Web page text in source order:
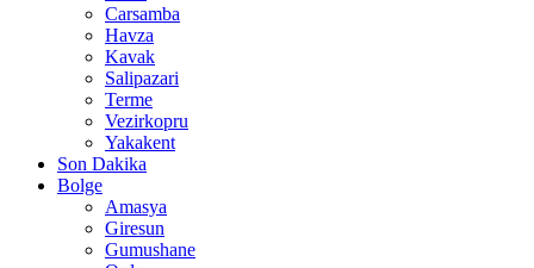
Carsamba
Havza
Kavak
Salipazari
Terme
Vezirkopru
Yakakent
Son Dakika
Bolge
Amasya
Giresun
Gumushane